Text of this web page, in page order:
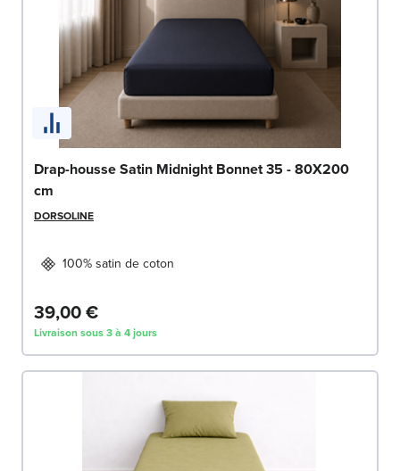
Drap-housse Satin Midnight Bonnet 35 - 80X200
cm
DORSOLINE
100% satin de coton
39,00 €
Livraison sous 3 à 4 jours